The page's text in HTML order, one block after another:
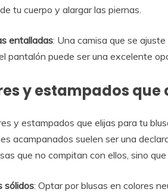
tu cuerpo y alargar las piernas.
entalladas: Una camisa que se
pantalón puede ser una excelente
y estampados
y estampados que elijas para tu
acampanados suelen ser una
que no compitan con ellos, sino
sólidos: Optar por blusas en colores